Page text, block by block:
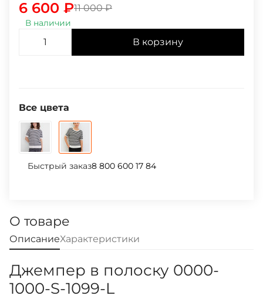
11 000₽
6 600 ₽
В наличии
В корзину
Все цвета
Быстрый заказ8 800 600 17 84
О товаре
ОписаниеХарактеристики
Джемпер в полоску 0000-
1000-S-1099-L